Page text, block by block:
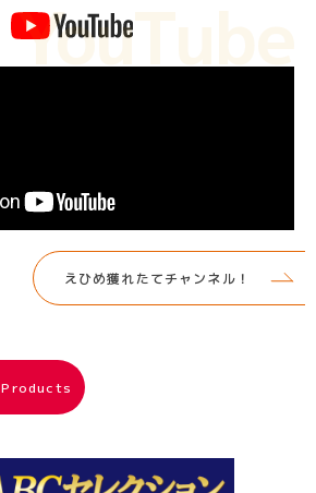
えひめ獲れたてチャンネル！
Products